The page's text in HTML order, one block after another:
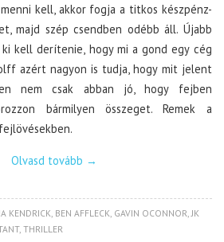
kell, akkor fogja a titkos készpénz-
majd szép csendben odébb áll. Újabb
kell derítenie, hogy mi a gond egy cég
azért nagyon is tudja, hogy mit jelent
nem csak abban jó, hogy fejben
bármilyen összeget. Remek a
Olvasd tovább →
KENDRICK BEN AFFLECK GAVIN OCONNOR JK
,THRILLER